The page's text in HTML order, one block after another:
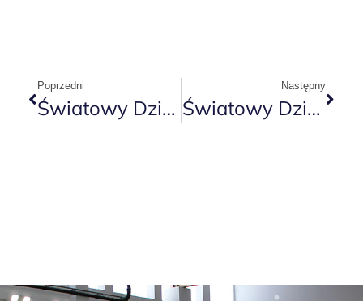
Poprzedni
Światowy Dzień Rzucania Palenia
Następny
Światowy Dzień AIDS 2024